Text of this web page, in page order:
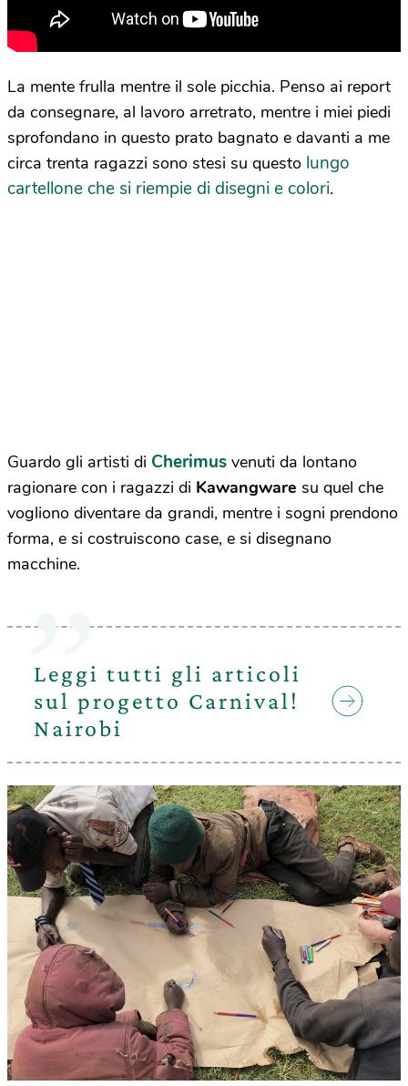
La mente frulla mentre il sole picchia. Penso ai report
da consegnare, al lavoro arretrato, mentre i miei piedi
sprofondano in questo prato bagnato e davanti a me
circa trenta ragazzi sono stesi su questo lungo
cartellone che si riempie di disegni e colori.
Guardo gli artisti di Cherimus venuti da lontano
ragionare con i ragazzi di Kawangware su quel che
vogliono diventare da grandi, mentre i sogni prendono
forma, e si costruiscono case, e si disegnano
macchine.
Leggi tutti gli articoli
sul progetto Carnival!
Nairobi